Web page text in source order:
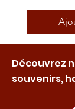
Découvrez
souvenirs,